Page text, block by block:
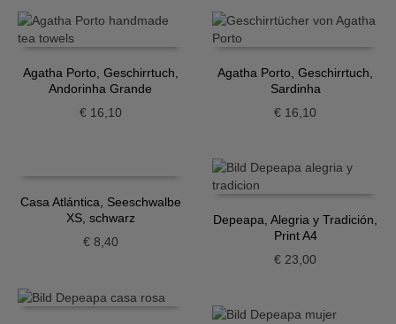
Agatha Porto, Geschirrtuch,
Andorinha Grande
€16,10
Agatha Porto, Geschirrtuch,
Sardinha
€ 16,10
Casa Atlántica, Seeschwalbe
XS, schwarz
€8,40
Depeapa, Alegria y Tradición,
Print A4
€ 23,00